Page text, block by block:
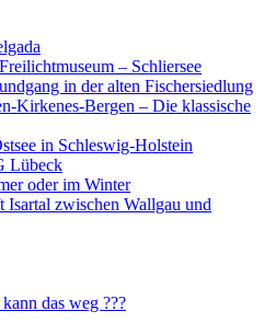
– Schliersee
in der alten Fischersiedlung
Kirkenes-Bergen – Die klassische
in Schleswig-Holstein
Lübeck
oder im Winter
Isartal zwischen Wallgau und
das weg ???